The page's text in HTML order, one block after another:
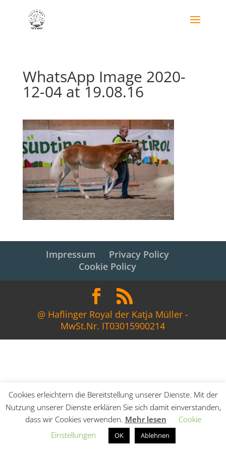
WhatsApp Image 2020-
12-04 at 19.08.16
Impressum
Privacy Policy
Cookie Policy
@ Haflinger Royal der Katja Müller -
MwSt.Nr. IT03015900214
Cookies erleichtern die Bereitstellung unserer Dienste. Mit der
Nutzung unserer Dienste erklären Sie sich damit einverstanden,
dass wir Cookies verwenden. Mehr lesen
Cookie
Einstellungen
OK Ablehnen